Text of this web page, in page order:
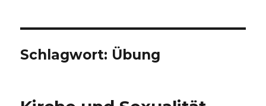
Schlagwort: Übung